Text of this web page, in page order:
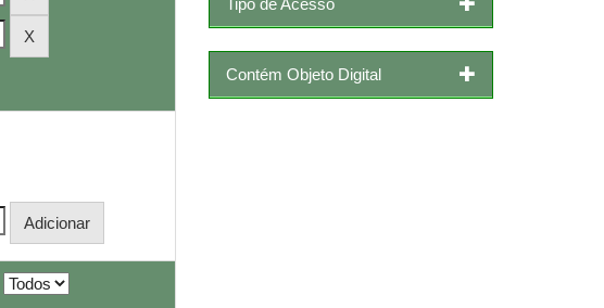
Contém Objeto Digital